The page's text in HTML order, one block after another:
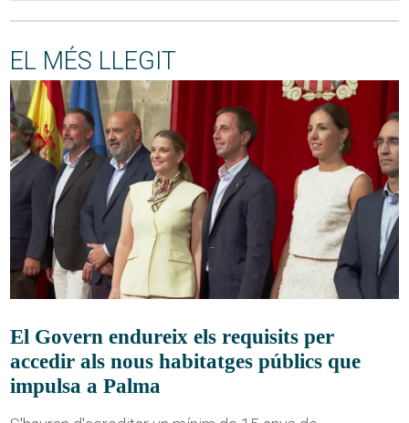
EL MÉS LLEGIT
El Govern endureix els requisits per
accedir als nous habitatges públics que
impulsa a Palma